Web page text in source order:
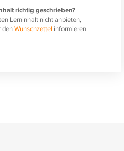
richtig geschrieben?
Lerninhalt nicht anbieten,
denWunschzettel informieren.